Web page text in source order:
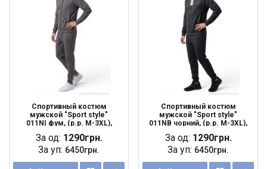
Спортивный костюм
мужской "Sport style"
011NI фум, (р.р. M-3XL),
За од: 1290грн.
За уп: 6450грн.
Спортивный костюм
мужской "Sport style"
011NB чорний, (р.р. M-3XL),
За од: 1290грн.
За уп: 6450грн.